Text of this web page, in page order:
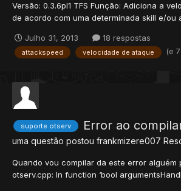
Versão: 0.3.6pl1 TFS Função: Adiciona a
de acordo com uma determinada skill e/ou
milissegundo (ms). 1ms = 0,001s 1s =
player.cpp, procure a função: uint32_t...
Julho 31, 2013 18 respostas
attackspeed velocidade de ataque (e
suporte otserv Error ao
uma questão postou frankmizere007
Quando vou compilar da este error alguém
otserv.cpp: In function ‘bool